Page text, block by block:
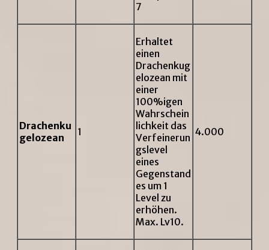
7
Drachenku
gelozean
1
Erhaltet
einen
Drachenkug
elozean mit
einer
100%igen
Wahrschein
lichkeit das
Verfeinerun
gslevel
eines
Gegenstand
es um 1
Level zu
erhöhen.
Max. Lv10.
4.000